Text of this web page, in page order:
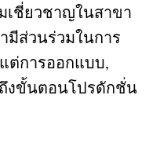
เชี่ยวชาญในสาขา
มีส่วนร่วมในการ
ต่การออกแบบ,
งขั้นตอนโปรดักชั่น